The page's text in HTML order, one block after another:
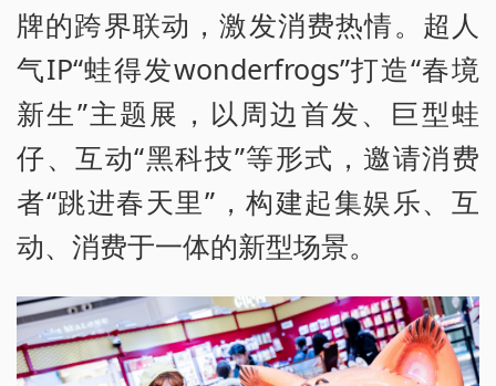
牌的跨界联动，激发消费热情。超人
气IP“蛙得发wonderfrogs”打造“春境
新生”主题展，以周边首发、巨型蛙
仔、互动“黑科技”等形式，邀请消费
者“跳进春天里”，构建起集娱乐、互
动、消费于一体的新型场景。